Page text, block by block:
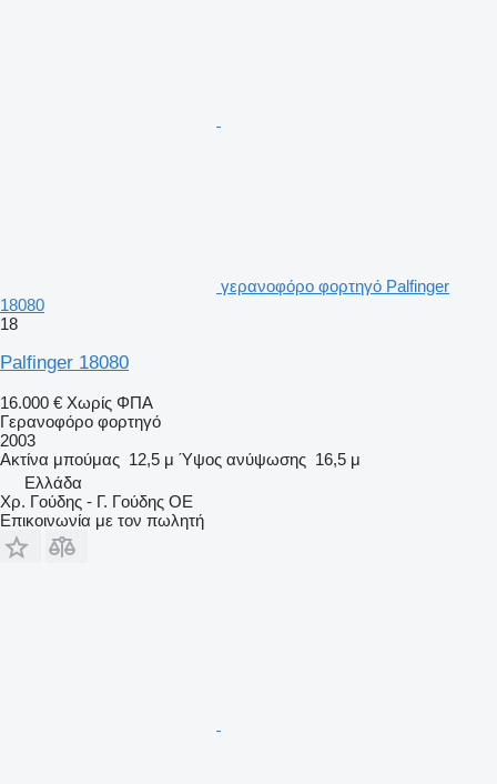
γερανοφόρο φορτηγό Palfinger
18080
18
Palfinger 18080
16.000 € Χωρίς ΦΠΑ
Γερανοφόρο φορτηγό
2003
Ακτίνα μπούμας 12,5 μ Ύψος ανύψωσης 16,5 μ
Ελλάδα
Χρ. Γούδης - Γ. Γούδης ΟΕ
Επικοινωνία με τον πωλητή